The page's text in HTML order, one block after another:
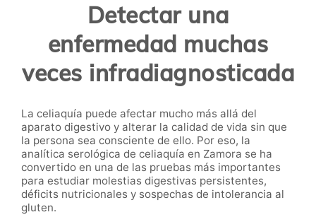
Detectar una
enfermedad muchas
veces infradiagnosticada
La celiaquía puede afectar mucho más allá del
aparato digestivo y alterar la calidad de vida sin que
la persona sea consciente de ello. Por eso, la
analítica serológica de celiaquía en Zamora se ha
convertido en una de las pruebas más importantes
para estudiar molestias digestivas persistentes,
déficits nutricionales y sospechas de intolerancia al
gluten.